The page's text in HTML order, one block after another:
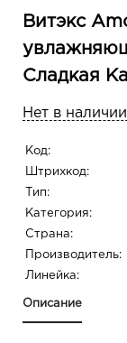
Витэкс
Сладкая
Нет в
Код:
Штрихкод:
Тип:
Категория:
Страна:
Производитель:
Линейка:
Описание